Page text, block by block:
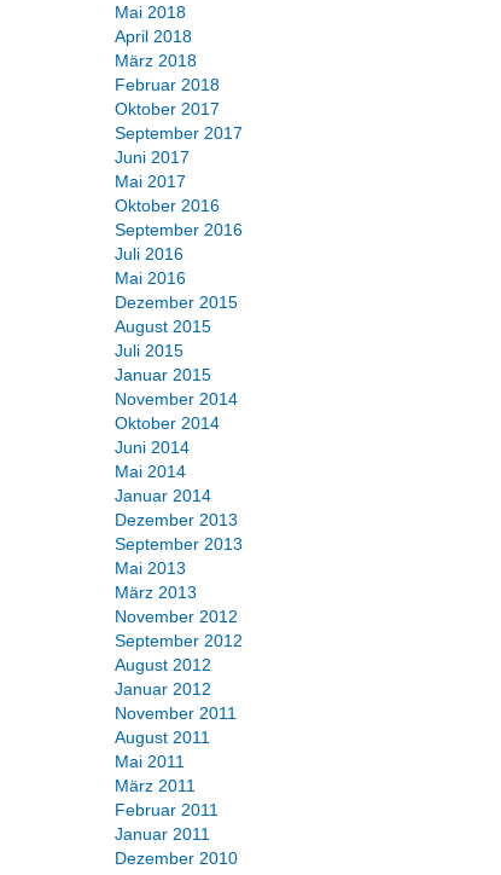
Mai 2018
April 2018
März 2018
Februar 2018
Oktober 2017
September 2017
Juni 2017
Mai 2017
Oktober 2016
September 2016
Juli 2016
Mai 2016
Dezember 2015
August 2015
Juli 2015
Januar 2015
November 2014
Oktober 2014
Juni 2014
Mai 2014
Januar 2014
Dezember 2013
September 2013
Mai 2013
März 2013
November 2012
September 2012
August 2012
Januar 2012
November 2011
August 2011
Mai 2011
März 2011
Februar 2011
Januar 2011
Dezember 2010